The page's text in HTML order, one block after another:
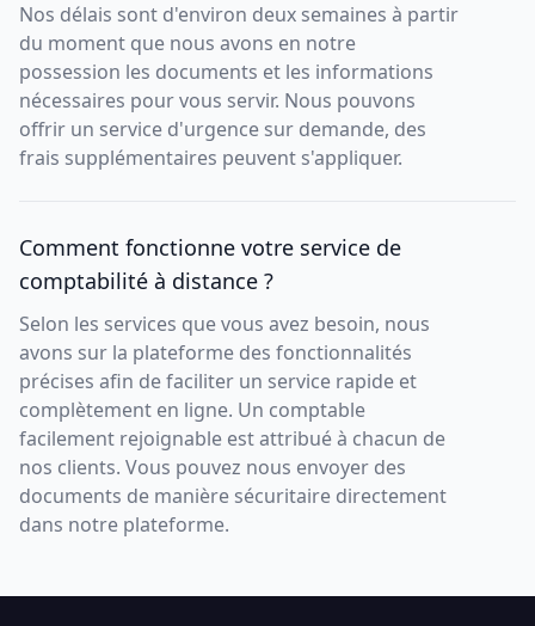
Nos délais sont d'environ deux semaines à partir
du moment que nous avons en notre
possession les documents et les informations
nécessaires pour vous servir. Nous pouvons
offrir un service d'urgence sur demande, des
frais supplémentaires peuvent s'appliquer.
Comment fonctionne votre service de
comptabilité à distance ?
Selon les services que vous avez besoin, nous
avons sur la plateforme des fonctionnalités
précises afin de faciliter un service rapide et
complètement en ligne. Un comptable
facilement rejoignable est attribué à chacun de
nos clients. Vous pouvez nous envoyer des
documents de manière sécuritaire directement
dans notre plateforme.